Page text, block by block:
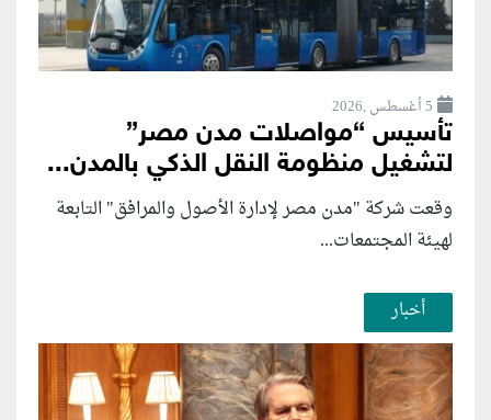
5 أغسطس ,2026
تأسيس “مواصلات مدن مصر”
لتشغيل منظومة النقل الذكي بالمدن...
وقعت شركة "مدن مصر لإدارة الأصول والمرافق" التابعة
لهيئة المجتمعات...
أخبار